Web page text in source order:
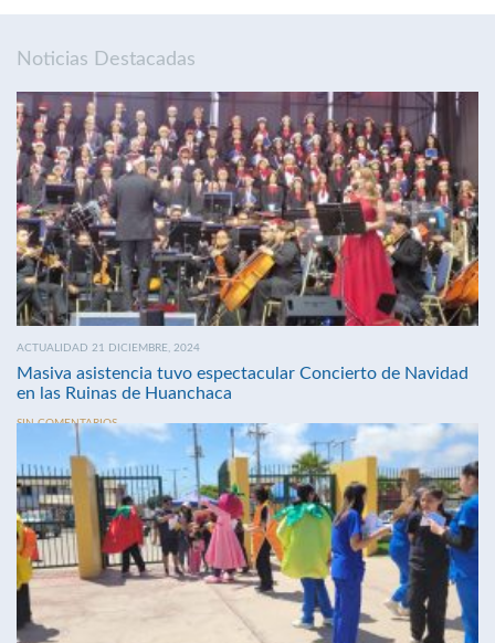
Noticias Destacadas
ACTUALIDAD 21 DICIEMBRE, 2024
Masiva asistencia tuvo espectacular Concierto de Navidad
en las Ruinas de Huanchaca
SIN COMENTARIOS